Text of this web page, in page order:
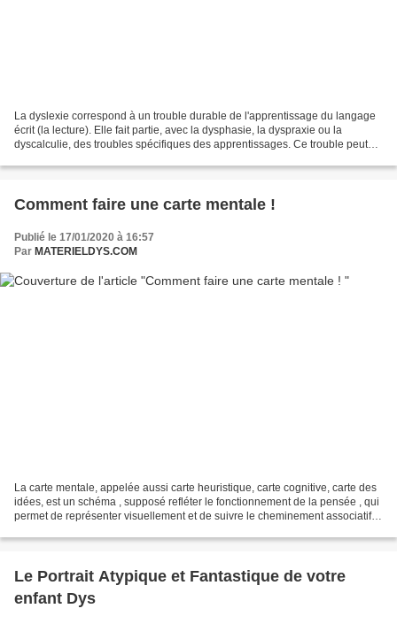
La dyslexie correspond à un trouble durable de l'apprentissage du langage
écrit (la lecture). Elle fait partie, avec la dysphasie, la dyspraxie ou la
dyscalculie, des troubles spécifiques des apprentissages. Ce trouble peut
Comment faire une carte mentale !
Publié le 17/01/2020 à 16:57
Par MATERIELDYS.COM
La carte mentale, appelée aussi carte heuristique, carte cognitive, carte des
idées, est un schéma , supposé refléter le fonctionnement de la pensée , qui
permet de représenter visuellement et de suivre le cheminement associatif
Le Portrait Atypique et Fantastique de votre
enfant Dys